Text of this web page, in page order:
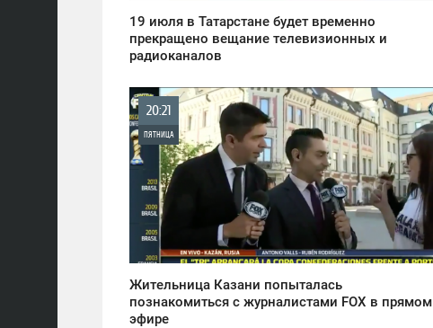
19 июля в Татарстане будет временно
прекращено вещание телевизионных и
радиоканалов
20:21
ПЯТНИЦА
0
1 035
Жительница Казани попыталась
познакомиться с журналистами FOX в прямом
эфире